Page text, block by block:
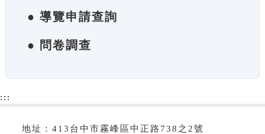
● 導覽申請查詢
● 問卷調查
:::
地址：413台中市霧峰區中正路738之2號